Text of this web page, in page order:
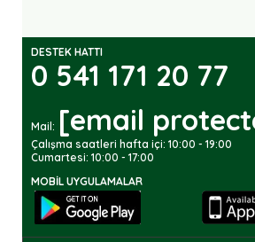
DESTEK HATTI
0 541 171 20 77
Mail: [email
Çalışma saatleri hafta içi: 10:00 - 19:00
Cumartesi: 10:00 - 17:00
MOBIL UYGULAMALAR